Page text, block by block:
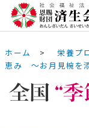
ホーム >栄養プ
恵み ～お月見椀を